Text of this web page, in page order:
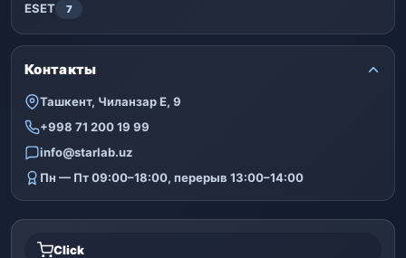
ESET 7
Контакты
Ташкент, Чиланзар Е, 9
+998 71 200 19 99
info@starlab.uz
Пн — Пт 09:00–18:00, перерыв 13:00–14:00
Click